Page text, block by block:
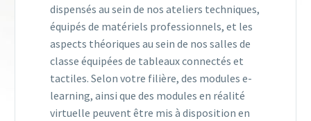
dispensés au sein de nos ateliers techniques,
équipés de matériels professionnels, et les
aspects théoriques au sein de nos salles de
classe équipées de tableaux connectés et
tactiles. Selon votre filière, des modules e-
learning, ainsi que des modules en réalité
virtuelle peuvent être mis à disposition en